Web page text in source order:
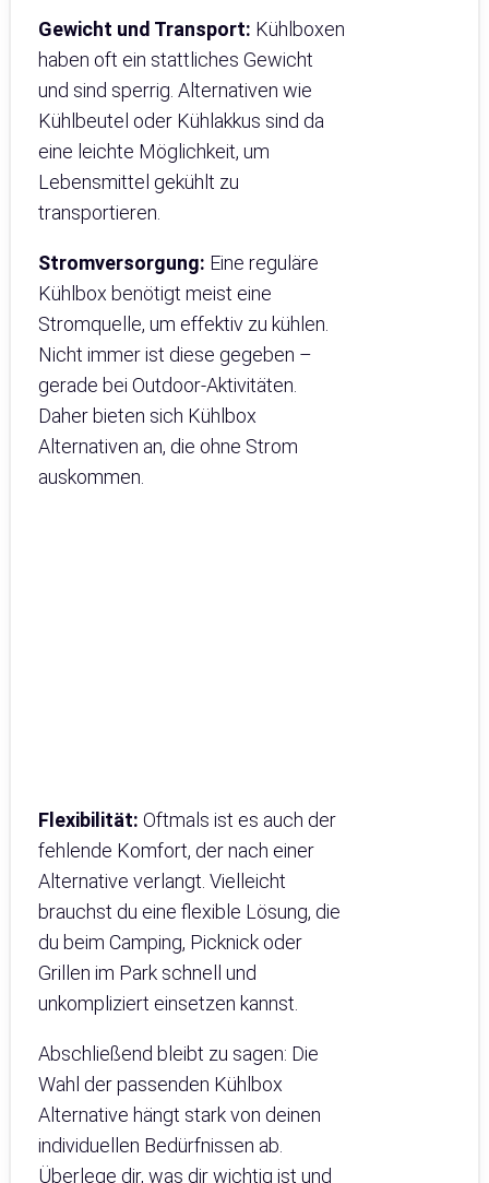
Gewicht und Transport: Kühlboxen
haben oft ein stattliches Gewicht
und sind sperrig. Alternativen wie
Kühlbeutel oder Kühlakkus sind da
eine leichte Möglichkeit, um
Lebensmittel gekühlt zu
transportieren.
Stromversorgung: Eine reguläre
Kühlbox benötigt meist eine
Stromquelle, um effektiv zu kühlen.
Nicht immer ist diese gegeben –
gerade bei Outdoor-Aktivitäten.
Daher bieten sich Kühlbox
Alternativen an, die ohne Strom
auskommen.
Flexibilität: Oftmals ist es auch der
fehlende Komfort, der nach einer
Alternative verlangt. Vielleicht
brauchst du eine flexible Lösung, die
du beim Camping, Picknick oder
Grillen im Park schnell und
unkompliziert einsetzen kannst.
Abschließend bleibt zu sagen: Die
Wahl der passenden Kühlbox
Alternative hängt stark von deinen
individuellen Bedürfnissen ab.
Überlege dir, was dir wichtig ist und